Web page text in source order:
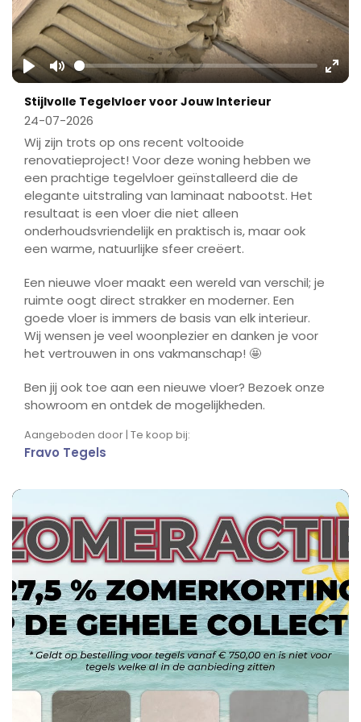
Play Mute
Stijlvolle Tegelvloer voor Jouw Interieur
24-07-2026
Wij zijn trots op ons recent voltooide
renovatieproject! Voor deze woning hebben we
een prachtige tegelvloer geïnstalleerd die de
elegante uitstraling van laminaat nabootst. Het
resultaat is een vloer die niet alleen
onderhoudsvriendelijk en praktisch is, maar ook
een warme, natuurlijke sfeer creëert.
Een nieuwe vloer maakt een wereld van verschil; je
ruimte oogt direct strakker en moderner. Een
goede vloer is immers de basis van elk interieur.
Wij wensen je veel woonplezier en danken je voor
het vertrouwen in ons vakmanschap! 🤩
Ben jij ook toe aan een nieuwe vloer? Bezoek onze
showroom en ontdek de mogelijkheden.
Aangeboden door | Te koop bij:
Fravo Tegels